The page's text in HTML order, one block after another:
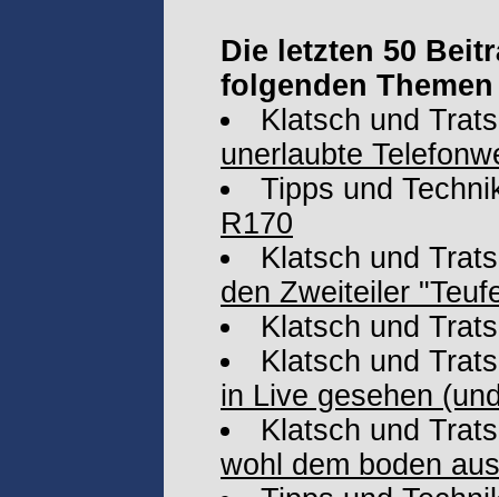
Die letzten 50
folgenden
Klatsch und
unerlaubte
Tipps und
R170
Klatsch und
den Zweiteiler
Klatsch und
Klatsch und
in Live gesehen
Klatsch und
wohl dem boden